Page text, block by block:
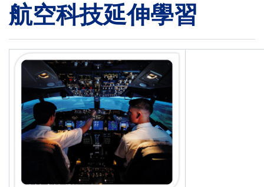
連
結
航空科技延伸學習